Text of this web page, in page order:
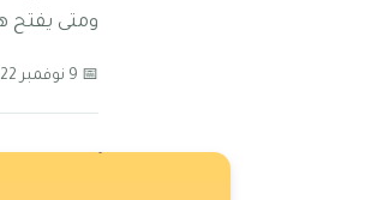
ومتى يفتح
📅 9 نوفمبر 2022